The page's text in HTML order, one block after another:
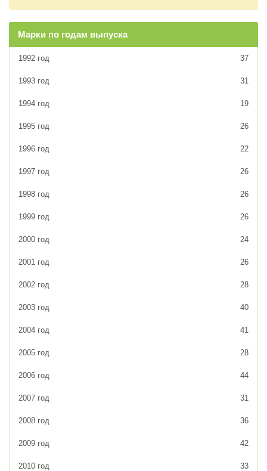
Марки по годам выпуска
1992 год 37
1993 год 31
1994 год 19
1995 год 26
1996 год 22
1997 год 26
1998 год 26
1999 год 26
2000 год 24
2001 год 26
2002 год 28
2003 год 40
2004 год 41
2005 год 28
2006 год 44
2007 год 31
2008 год 36
2009 год 42
2010 год 33